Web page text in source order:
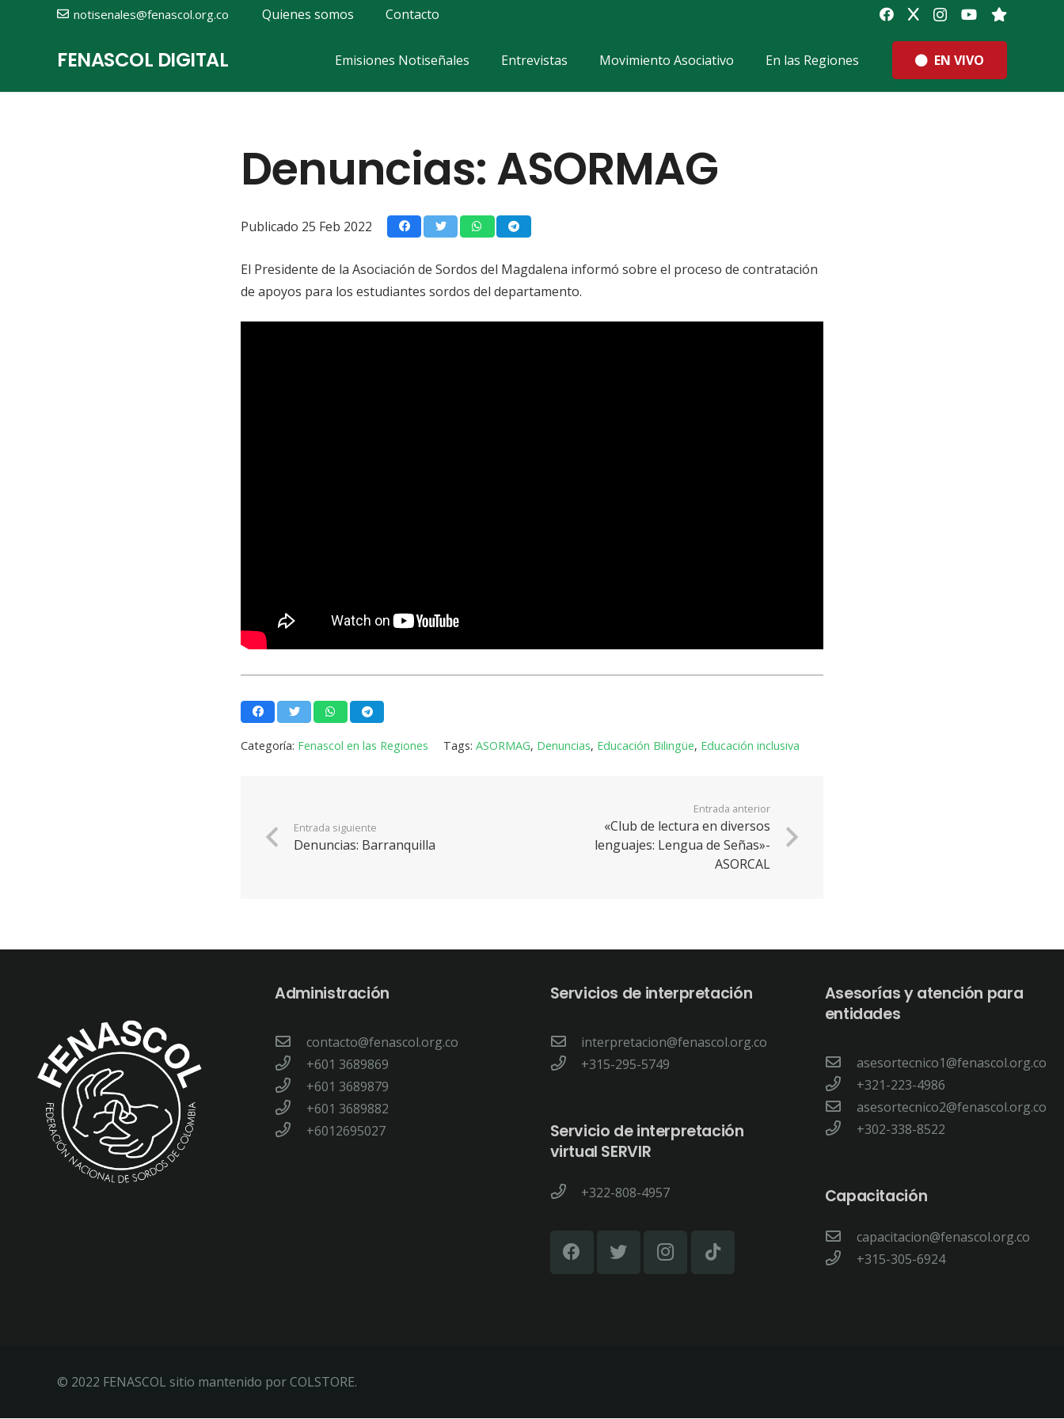
notisenales@fenascol.org.co Quienes somos Contacto
FENASCOL DIGITAL Emisiones Notiseñales Entrevistas Movimiento Asociativo En las Regiones EN VIVO
Denuncias: ASORMAG
Publicado 25 Feb 2022
El Presidente de la Asociación de Sordos del Magdalena informó sobre el proceso de contratación
de apoyos para los estudiantes sordos del departamento.
Categoría: Fenascol en las Regiones Tags:ASORMAG, Denuncias, Educación Bilingüe, Educación inclusiva
Entrada siguiente
Denuncias: Barranquilla
Entrada anterior
«Club de lectura en diversos
lenguajes: Lengua de Señas»-
ASORCAL
Administración
contacto@fenascol.org.co
+601 3689869
+601 3689879
+601 3689882
+6012695027
Servicios de interpretación
interpretacion@fenascol.org.co
+315-295-5749
Servicio de interpretación
virtual SERVIR
+322-808-4957
Asesorías y atención para
entidades
asesortecnico1@fenascol.org.co
+321-223-4986
asesortecnico2@fenascol.org.co
+302-338-8522
Capacitación
capacitacion@fenascol.org.co
+315-305-6924
© 2022 FENASCOL sitio mantenido por COLSTORE.